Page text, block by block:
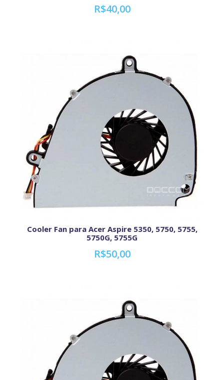
R$40,00
Cooler Fan para Acer Aspire 5350, 5750, 5755,
5750G, 5755G
R$50,00